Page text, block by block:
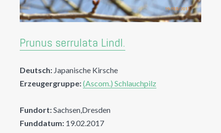
Prunus serrulata Lindl.
Deutsch: Japanische Kirsche
Erzeugergruppe:(Ascom.) Schlauchpilz
Fundort:Sachsen,Dresden
Funddatum: 19.02.2017